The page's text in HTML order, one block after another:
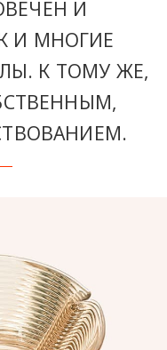
И
И МНОГИЕ
К ТОМУ ЖЕ,